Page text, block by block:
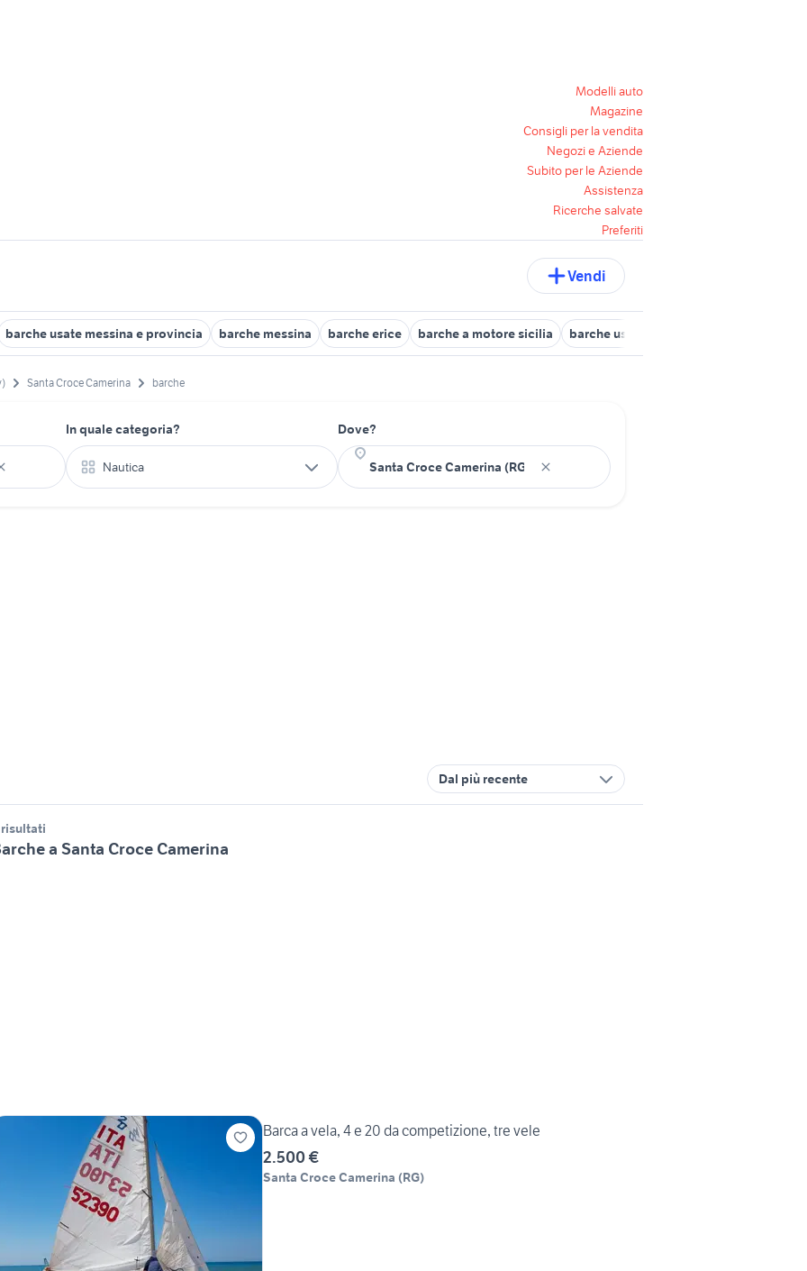
Modelli auto
Magazine
Consigli per la vendita
Negozi e Aziende
Subito per le Aziende
Assistenza
Ricerche salvate
Preferiti
Vendi
barche usate messina e provincia barche messina barche erice barche a motore sicilia barche usate terme vigliatore
Santa Croce Camerina barche
In quale categoria?
Nautica
Dove?
Dal più recente
a Santa Croce Camerina
Barca a vela, 4 e 20 da competizione, tre vele
2.500 €
Santa Croce Camerina (RG)